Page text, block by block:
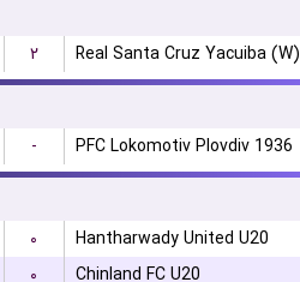
۲ Real Santa Cruz Yacuiba (W)
- PFC Lokomotiv Plovdiv 1936
۰ Hantharwady United U20
۰ Chinland FC U20